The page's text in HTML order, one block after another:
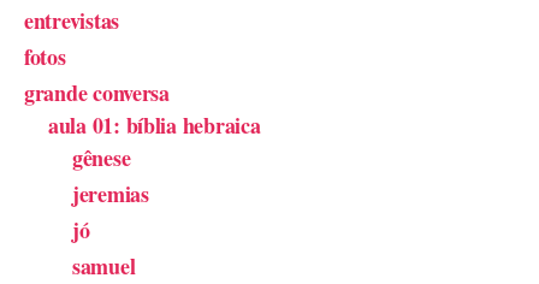
entrevistas
fotos
grande conversa
aula 01: bíblia hebraica
gênese
jeremias
jó
samuel